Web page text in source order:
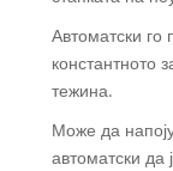
Автоматски го
константното
тежина.
Може да
автоматски да